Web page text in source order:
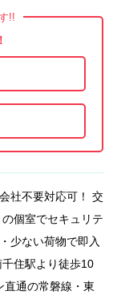
!!
社不要対応可！ 交
個室でセキュリテ
少ない荷物で即入
住駅より徒歩10
直通の常磐線・東